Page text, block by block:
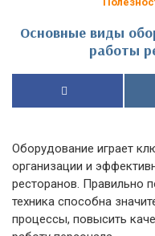
Основные виды
работы
Оборудование играет
организации и
ресторанов. Правильно
техника способна
процессы, повысить